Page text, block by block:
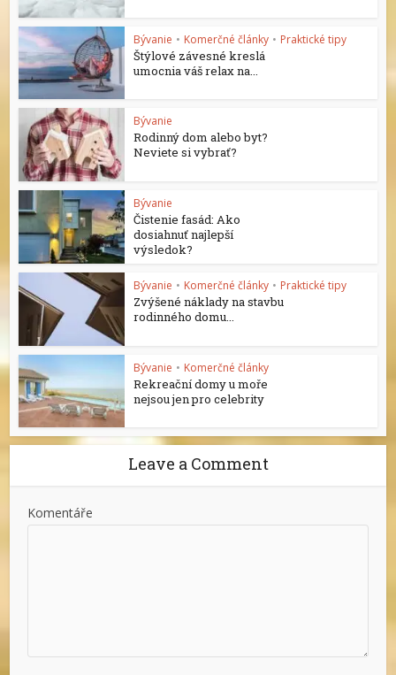
Bývanie • Komerčné články • Praktické tipy
Štýlové závesné kreslá
umocnia váš relax na...
Bývanie
Rodinný dom alebo byt?
Neviete si vybrať?
Bývanie
Čistenie fasád: Ako
dosiahnuť najlepší
výsledok?
Bývanie • Komerčné články • Praktické tipy
Zvýšené náklady na stavbu
rodinného domu...
Bývanie • Komerčné články
Rekreační domy u moře
nejsou jen pro celebrity
Leave a Comment
Komentáře